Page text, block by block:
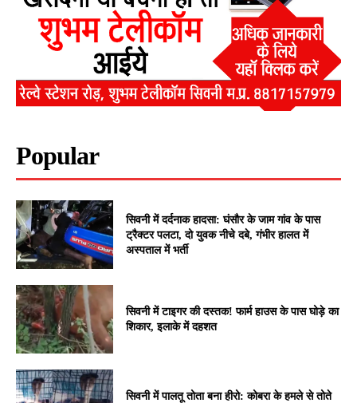
Popular
सिवनी में दर्दनाक हादसा: घंसौर के जाम गांव के पास
ट्रैक्टर पलटा, दो युवक नीचे दबे, गंभीर हालत में
अस्पताल में भर्ती
सिवनी में टाइगर की दस्तक! फार्म हाउस के पास घोड़े का
शिकार, इलाके में दहशत
सिवनी में पालतू तोता बना हीरो: कोबरा के हमले से तोते